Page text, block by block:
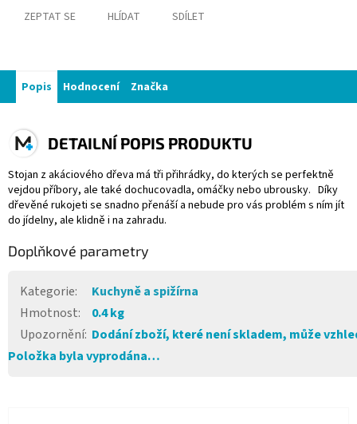
ZEPTAT SE HLÍDAT SDÍLET
Popis Hodnocení Značka
DETAILNÍ POPIS PRODUKTU
Stojan z akáciového dřeva má tři přihrádky, do kterých se perfektně
vejdou příbory, ale také dochucovadla, omáčky nebo ubrousky. Díky
dřevěné rukojeti se snadno přenáší a nebude pro vás problém s ním jít
do jídelny, ale klidně i na zahradu.
Doplňkové parametry
Kategorie:
Kuchyně a spižírna
Hmotnost:
0.4 kg
Upozornění: Dodání zboží, které není skladem, může
Položka byla vyprodána…